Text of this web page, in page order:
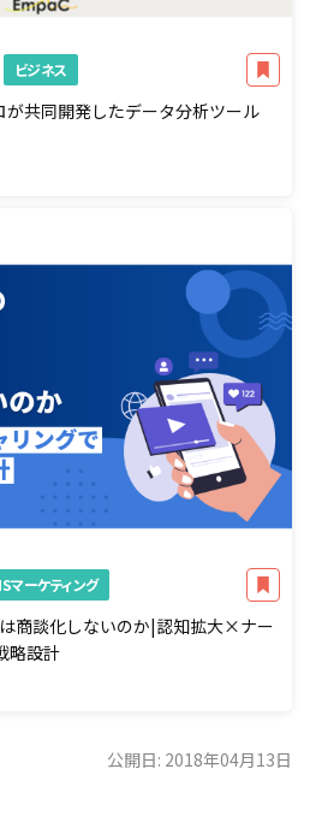
ビジネス
共同開発したデータ分析ツール
マーケティング
商談化しないのか|認知拡大×ナー
略設計
公開日: 2018年04月13日